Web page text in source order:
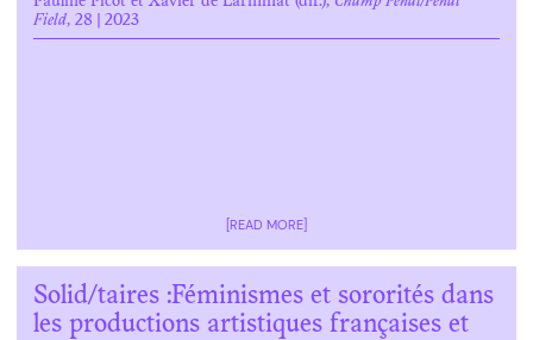
Field, 28 | 2023
[READ MORE]
Solid/taires :Féminismes et sororités dans
les productions artistiques françaises et